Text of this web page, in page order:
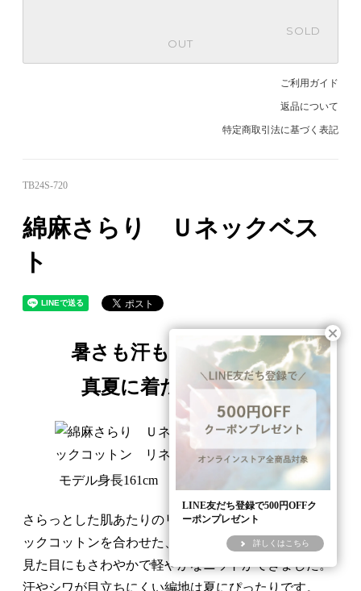
OUT
ご利用ガイド
返品について
特定商取引法に基づく表記
TB24S-720
綿麻さらり Ｕネックベス
ト
暑さも汗もこわくない。
真夏に着たいニット。
モデル身長161cm
さらっとした肌あたりのリネンとやわらかなオーガニ
ックコットンを合わせた、
見た目にもさわやかで軽やかなニットができました。
汗やシワが目立ちにくい編地は夏にぴったりです。
LINE友だち登録で500円OFFク
ーポンプレゼント
詳しくはこちら